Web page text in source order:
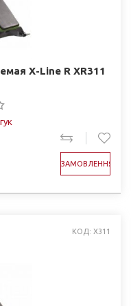
X-Line R XR311
ЗАМОВЛЕННЯ
КОД: X311